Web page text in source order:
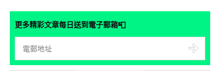
更多精彩文章每日送到電子郵箱📮